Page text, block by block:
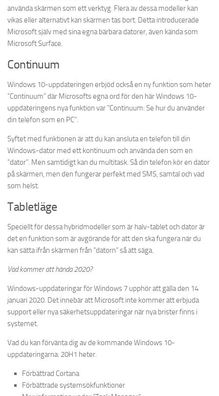
använda skärmen som ett verktyg. Flera av dessa modeller kan
vikas eller alternativt kan skärmen tas bort. Detta introducerade
Microsoft själv med sina egna bärbara datorer, även kända som
Microsoft Surface.
Continuum
Windows 10-uppdateringen erbjöd också en ny funktion som heter
”Continuum” där Microsofts egna ord för den här Windows 10-
uppdateringens nya funktion var ”Continuum: Se hur du använder
din telefon som en PC”.
Syftet med funktionen är att du kan ansluta en telefon till din
Windows-dator med ett kontinuum och använda den som en
”dator”. Men samtidigt kan du multitask. Så din telefon kör en dator
på skärmen, men den fungerar perfekt med SMS, samtal och vad
som helst.
Tabletläge
Speciellt för dessa hybridmodeller som är halv-tablet och dator är
det en funktion som är avgörande för att den ska fungera när du
kan sätta ifrån skärmen från ”datorn” så att säga.
Vad kommer att hända 2020?
Windows-uppdateringar för Windows 7 upphör att gälla den 14
januari 2020. Det innebär att Microsoft inte kommer att erbjuda
support eller nya säkerhetsuppdateringar när nya brister finns i
systemet.
Vad du kan förvänta dig av de kommande Windows 10-
uppdateringarna: 20H1 heter.
Förbättrad Cortana
Förbättrade systemsökfunktioner